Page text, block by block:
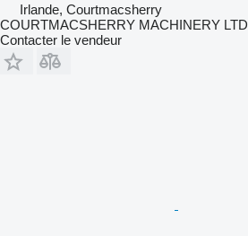
Irlande, Courtmacsherry
COURTMACSHERRY MACHINERY LTD
Contacter le vendeur